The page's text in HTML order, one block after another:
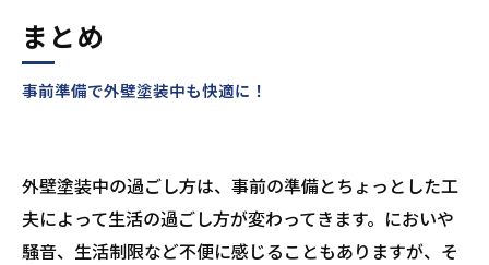
事前準備で外壁塗装中も快適に！
まとめ
外壁塗装中の過ごし方は、事前の準備とちょっとした工
夫によって生活の過ごし方が変わってきます。においや
騒音、生活制限など不便に感じることもありますが、そ